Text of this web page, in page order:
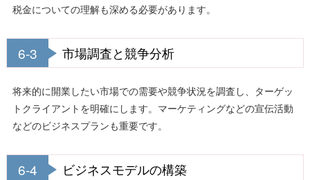
税金についての理解も深める必要があります。
6-3 市場調査と競争分析
将来的に開業したい市場での需要や競争状況を調査し、ターゲッ
トクライアントを明確にします。マーケティングなどの宣伝活動
などのビジネスプランも重要です。
6-4 ビジネスモデルの構築